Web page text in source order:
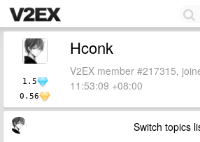
1.5
0.56
Hconk
V2EX member #217315,
11:53:09 +08:00
Switch topics